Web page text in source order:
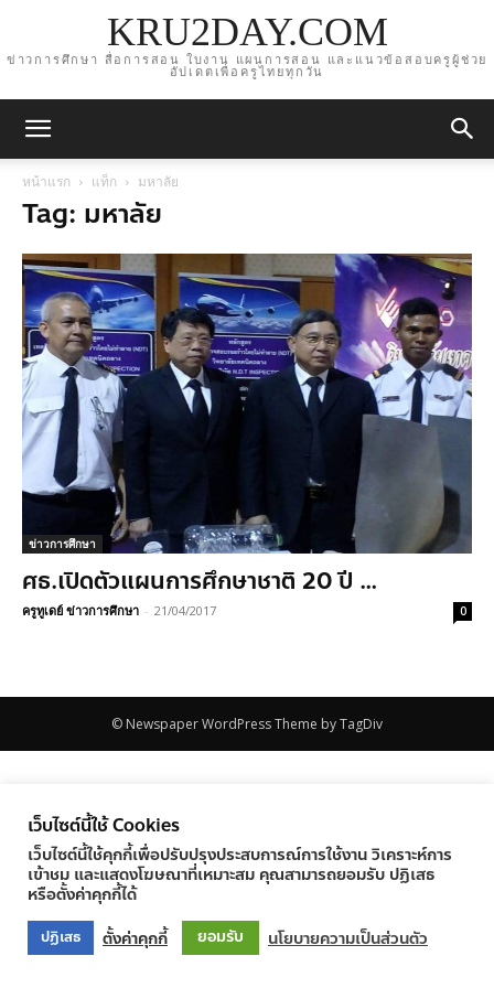
KRU2DAY.COM
ข่าวการศึกษา สื่อการสอน ใบงาน แผนการสอน และแนวข้อสอบครูผู้ช่วย
อัปเดตเพื่อครูไทยทุกวัน
หน้าแรก แท็ก มหาลัย
Tag: มหาลัย
ข่าวการศึกษา
ศธ.เปิดตัวแผนการศึกษาชาติ 20 ปี …
ครูทูเดย์ ข่าวการศึกษา - 21/04/2017 0
© Newspaper WordPress Theme by TagDiv
เว็บไซต์นี้ใช้ Cookies
เว็บไซต์นี้ใช้คุกกี้เพื่อปรับปรุงประสบการณ์การใช้งาน วิเคราะห์การ
เข้าชม และแสดงโฆษณาที่เหมาะสม คุณสามารถยอมรับ ปฏิเสธ
หรือตั้งค่าคุกกี้ได้
ปฏิเสธ ตั้งค่าคุกกี้ ยอมรับ นโยบายความเป็นส่วนตัว